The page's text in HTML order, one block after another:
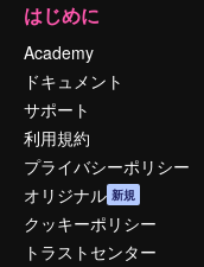
はじめに
Academy
ドキュメント
サポート
利用規約
プライバシーポリシー
オリジナル 新規
クッキーポリシー
トラストセンター